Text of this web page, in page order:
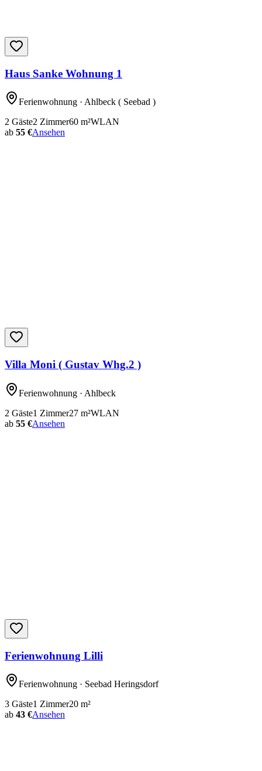
Haus Sanke Wohnung 1
Ferienwohnung · Ahlbeck ( Seebad )
2 Gäste2 Zimmer60 m²WLAN
ab 55 €Ansehen
Villa Moni ( Gustav Whg.2 )
Ferienwohnung · Ahlbeck
2 Gäste1 Zimmer27 m²WLAN
ab 55 €Ansehen
Ferienwohnung Lilli
Ferienwohnung · Seebad Heringsdorf
3 Gäste1 Zimmer20 m²
ab 43 €Ansehen